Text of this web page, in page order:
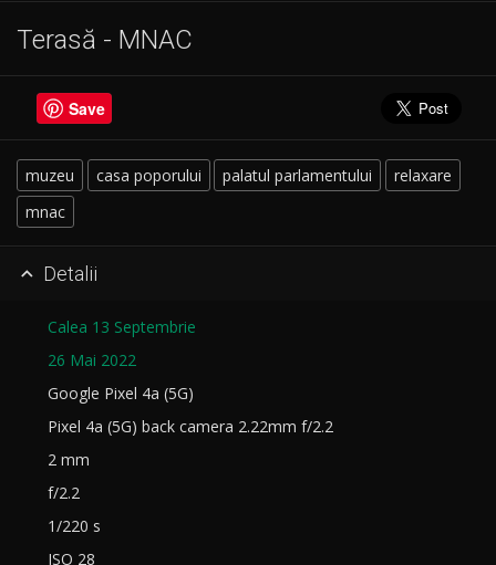
Terasă - MNAC
Save
muzeu casa poporului palatul parlamentului
relaxare
mnac
 Detalii
Calea 13 Septembrie
26 Mai 2022
Google Pixel 4a (5G)
Pixel 4a (5G) back camera 2.22mm f/2.2
2 mm
f/2.2
1/220 s
ISO 28